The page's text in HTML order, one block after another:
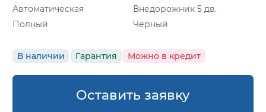
Автоматическая
Внедорожник 5 дв.
Полный
Черный
В наличии Гарантия Можно в кредит
Оставить заявку